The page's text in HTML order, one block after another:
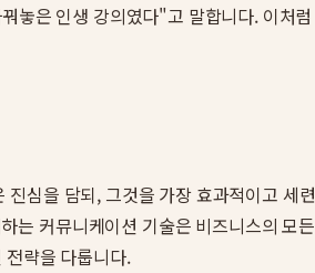
은 인생 강의였다"고 말합니다. 이처
심을 담되, 그것을 가장 효과적이고
커뮤니케이션 기술은 비즈니스의
략을 다룹니다.